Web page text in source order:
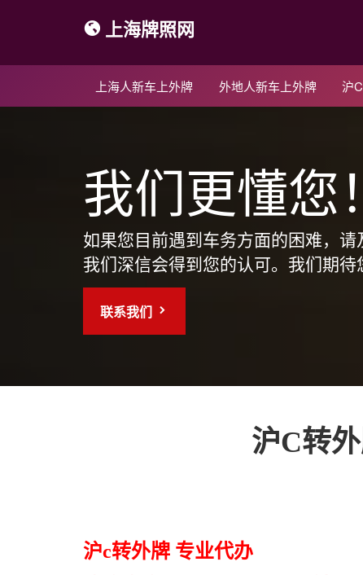
上海牌照网
上海人新车上外牌 外地人新车上外牌 沪
我们更懂您！
如果您目前遇到车务方面的困难，
我们深信会得到您的认可。我们期待
联系我们
沪C转
沪c转外牌 专业代办